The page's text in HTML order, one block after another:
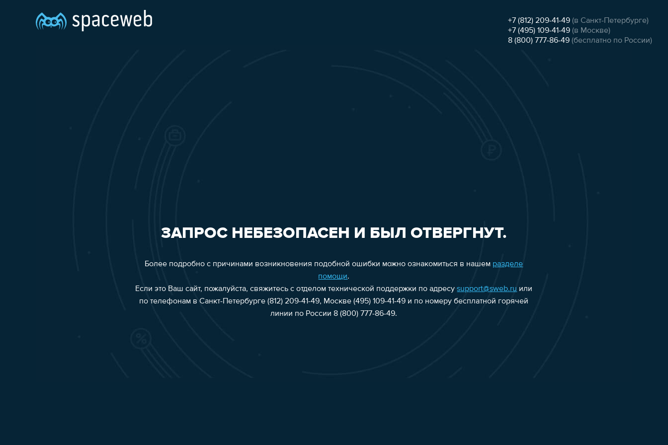
+7 (812) 209-41-49 (в Санкт-Петербурге)
+7 (495) 109-41-49 (в Москве)
8 (800) 777-86-49 (бесплатно по России)
ЗАПРОС НЕБЕЗОПАСЕН И БЫЛ ОТВЕРГНУТ.
Более подробно с причинами возникновения подобной ошибки можно ознакомиться в нашем разделе
помощи.
Если это Ваш сайт, пожалуйста, свяжитесь с отделом технической поддержки по адресуsupport@sweb.ru или
по телефонам в Санкт-Петербурге (812) 209-41-49, Москве (495) 109-41-49 и по номеру бесплатной горячей
линии по России 8 (800) 777-86-49.